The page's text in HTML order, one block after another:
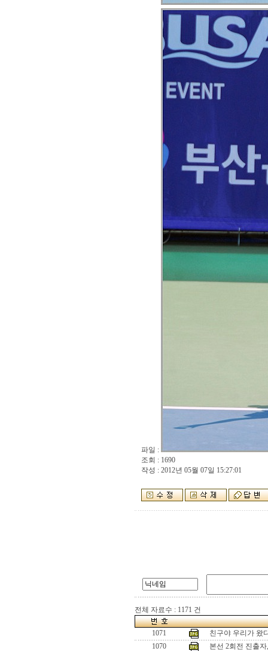
파일 :
조회 : 1690
작성 : 2012년 05월 07일 15:27:01
전체 자료수 : 1171 건
1071
친구야 우리가 왔
1070
본선 2회전 진출